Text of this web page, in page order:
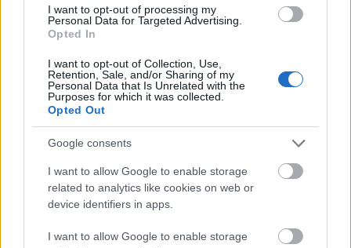
I want to opt-out of processing my
Personal Data for Targeted Advertising.
Opted In
I want to opt-out of Collection, Use,
Retention, Sale, and/or Sharing of my
Personal Data that Is Unrelated with the
Purposes for which it was collected.
Opted Out
Google consents
I want to allow Google to enable storage
related to analytics like cookies on web or
device identifiers in apps.
I want to allow Google to enable storage
rzeczownikrodzaj męskozwierzęcy
formy w tabelce:
formy alfabetycznie:
czterdziestosiedmiolatkach;
czterdziestosiedmiolatkami;
czterdziestosiedmiolatki;
czterdziestosiedmiolatkiem;